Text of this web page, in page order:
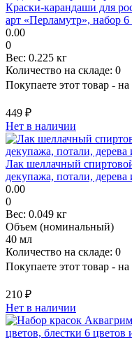
Краски-карандаши для
арт «Перламутр», набор 6
0.00
0
Вес: 0.225 кг
Количество на складе: 0
Покупаете этот товар - на
449 ₽
Нет в наличии
Лак шеллачный
декупажа, потали,
0.00
0
Вес: 0.049 кг
Объем (номинальный)
40 мл
Количество на складе: 0
Покупаете этот товар - на
210 ₽
Нет в наличии